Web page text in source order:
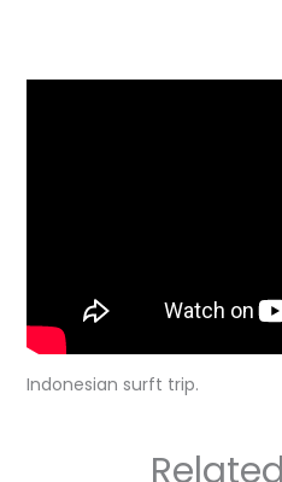
Indonesian surft trip.